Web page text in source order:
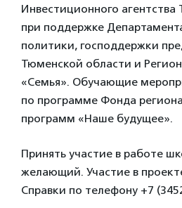
Инвестиционного
при поддержке
политики, господдержки
Тюменской области и
«Семья». Обучающие
по программе Фонда
программ «Наше будущее».
Принять участие в работе
желающий. Участие в
Справки по телефону +7